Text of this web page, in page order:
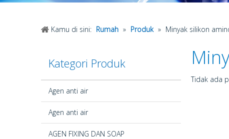
Kamu di sini: Rumah » Produk » Minyak silikon
Kategori Produk
Agen anti air
Agen anti air
AGEN FIXING DAN SOAP
Tidak ada